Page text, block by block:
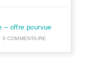
– offre pourvue
0 COMMENTAIRE